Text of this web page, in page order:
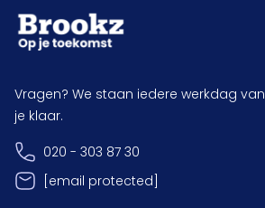
Vragen? We staan iedere werkdag van
je klaar.
020 - 303 87 30
[email protected]